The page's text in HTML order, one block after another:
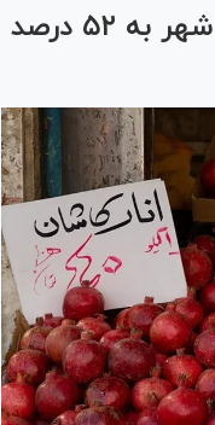
اختلاف قیمت میوه در میادین میوه و تره‌بار با سطح شهر به ۵۲ درصد